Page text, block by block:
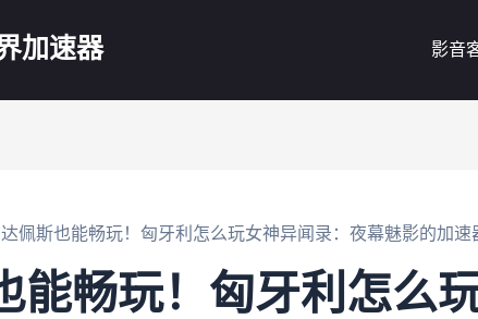
加速器 影音
佩斯也能畅玩！匈牙利怎么玩女神异闻录：夜幕魅影的加速
能畅玩！匈牙利怎么